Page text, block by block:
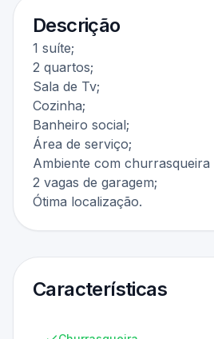
Descrição
1 suíte;
2 quartos;
Sala de Tv;
Cozinha;
Banheiro social;
Área de serviço;
Ambiente com churrasqueira
2 vagas de garagem;
Ótima localização.
Características